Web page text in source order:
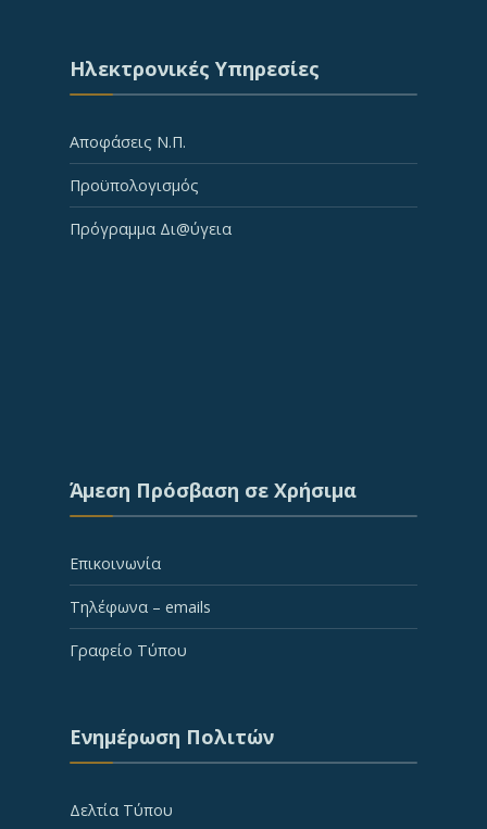
Ηλεκτρονικές Υπηρεσίες
Αποφάσεις Ν.Π.
Προϋπολογισμός
Πρόγραμμα Δι@ύγεια
Άμεση Πρόσβαση σε Χρήσιμα
Επικοινωνία
Τηλέφωνα – emails
Γραφείο Τύπου
Ενημέρωση Πολιτών
Δελτία Τύπου